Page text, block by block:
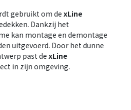
gebruikt om dexLine
Dankzij het
kan montage en demontage
uitgevoerd. Door het dunne
past de xLine
in zijn omgeving.